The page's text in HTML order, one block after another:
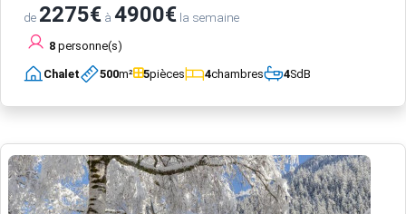
de 2275€ à 4900€ la semaine
8 personne(s)
Chalet 500m² 5pièces 4chambres 4SdB